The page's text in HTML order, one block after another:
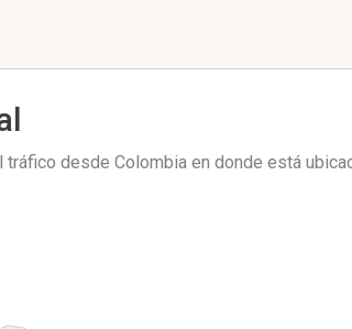
tráfico desde Colombia en donde está